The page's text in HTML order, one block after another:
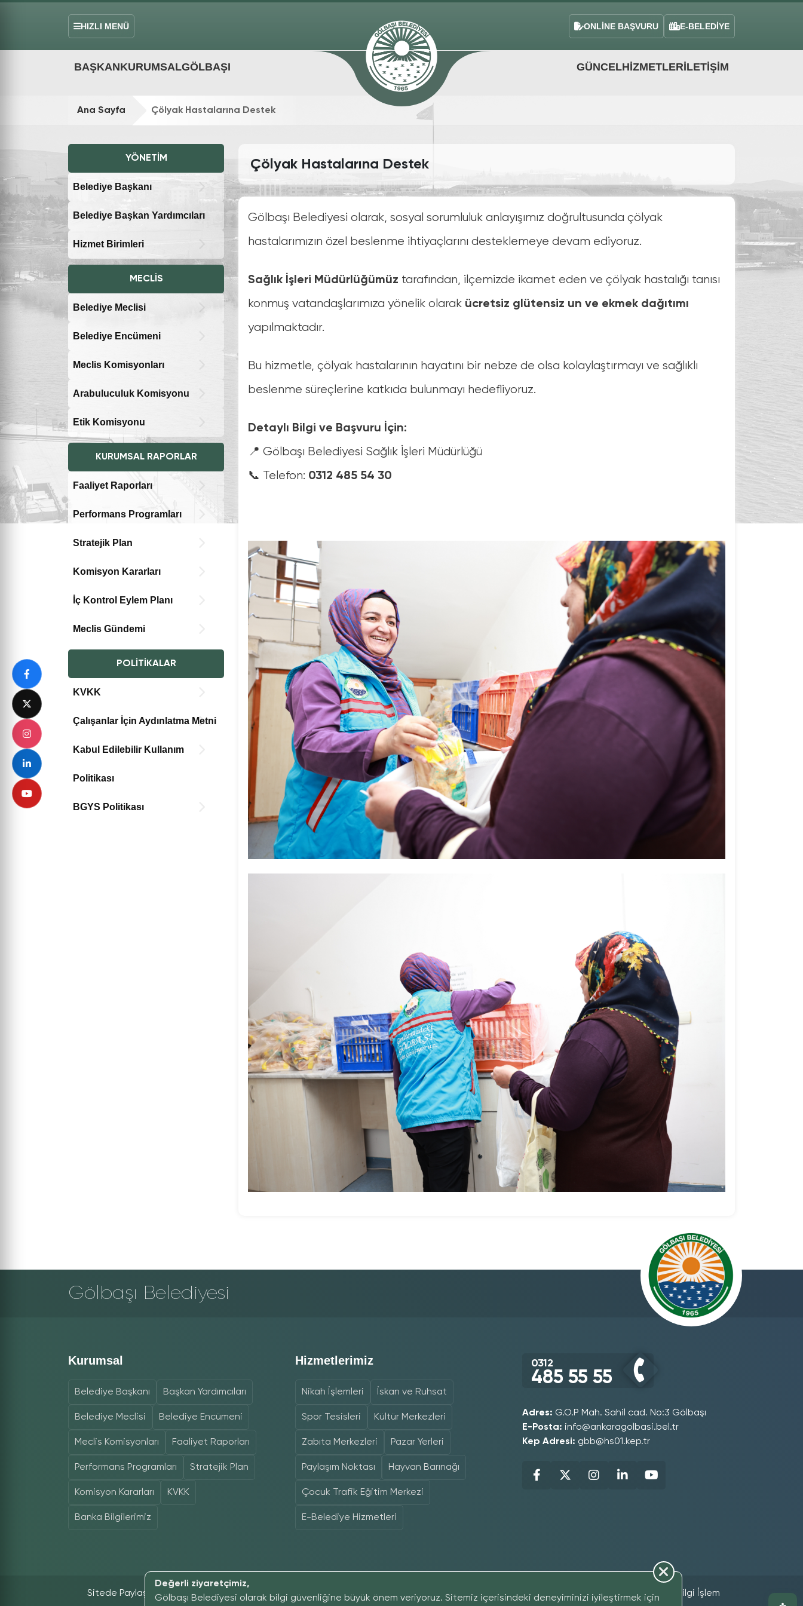
HIZLI MENÜ
BAŞKANKURUMSALGÖLBAŞI
ONLİNE BAŞVURU E-BELEDİYE
GÜNCELHIZMETLERİLETIŞIM
Ana Sayfa Çölyak Hastalarına Destek
YÖNETIM
Belediye Başkanı
Belediye Başkan Yardımcıları
Hizmet Birimleri
MECLIS
Belediye Meclisi
Belediye Encümeni
Meclis Komisyonları
Arabuluculuk Komisyonu
Etik Komisyonu
KURUMSAL RAPORLAR
Faaliyet Raporları
Performans Programları
Stratejik Plan
Komisyon Kararları
İç Kontrol Eylem Planı
Meclis Gündemi
POLITIKALAR
KVKK
Çalışanlar İçin Aydınlatma Metni
Kabul Edilebilir Kullanım
Politikası
BGYS Politikası
Çölyak Hastalarına Destek
Gölbaşı Belediyesi olarak, sosyal sorumluluk anlayışımız doğrultusunda çölyak
hastalarımızın özel beslenme ihtiyaçlarını desteklemeye devam ediyoruz.
Sağlık İşleri Müdürlüğümüz tarafından, ilçemizde ikamet eden ve çölyak hastalığı tanısı
konmuş vatandaşlarımıza yönelik olarak ücretsiz glütensiz un ve ekmek dağıtımı
yapılmaktadır.
Bu hizmetle, çölyak hastalarının hayatını bir nebze de olsa kolaylaştırmayı ve sağlıklı
beslenme süreçlerine katkıda bulunmayı hedefliyoruz.
Detaylı Bilgi ve Başvuru İçin:
📍 Gölbaşı Belediyesi Sağlık İşleri Müdürlüğü
📞 Telefon: 0312 485 54 30
Gölbaşı Belediyesi
Kurumsal
Belediye Başkanı Başkan Yardımcıları
Belediye Meclisi Belediye Encümeni
Meclis Komisyonları Faaliyet Raporları
Performans Programları Stratejik Plan
Komisyon Kararları KVKK
Banka Bilgilerimiz
Hizmetlerimiz
Nikah İşlemleri İskan ve Ruhsat
Spor Tesisleri Kültür Merkezleri
Zabıta Merkezleri Pazar Yerleri
Paylaşım Noktası Hayvan Barınağı
Çocuk Trafik Eğitim Merkezi
E-Belediye Hizmetleri
0312
485 55 55
Adres: G.O.P Mah. Sahil cad. No:3 Gölbaşı
E-Posta: info@ankaragolbasi.bel.tr
Kep Adresi: gbb@hs01.kep.tr
Sitede Paylaşılan İçeriklerin Tüm Hakları Saklıdır, Gölbaşı Belediyesi yazılı izni alınmadan © Copyright 2025 - Gölbaşı Belediyesi Bilgi İşlem
Değerli ziyaretçimiz,
Gölbaşı Belediyesi olarak bilgi güvenliğine büyük önem veriyoruz. Sitemiz içerisindeki deneyiminizi iyileştirmek için